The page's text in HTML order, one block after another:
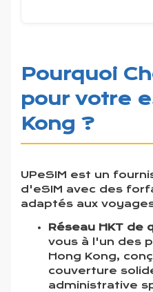
Pourquoi
pour votre
Kong ?
UPeSIM est un
d'eSIM avec des
adaptés aux
Réseau HKT de
vous à l'un des
Hong Kong,
couverture
administrative